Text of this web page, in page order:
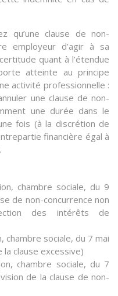
qu’une clause de non-
employeur d’agir à sa
quant à l’étendue
atteinte au principe
activité professionnelle :
une clause de non-
une durée dans le
fois (à la discrétion de
financière égal à
chambre sociale, du 9
de non-concurrence non
des intérêts de
chambre sociale, du 7 mai
clause excessive)
chambre sociale, du 7
de la clause de non-